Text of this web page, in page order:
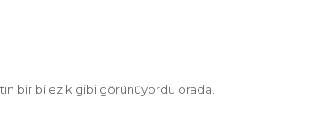
bir bilezik gibi görünüyordu orada.